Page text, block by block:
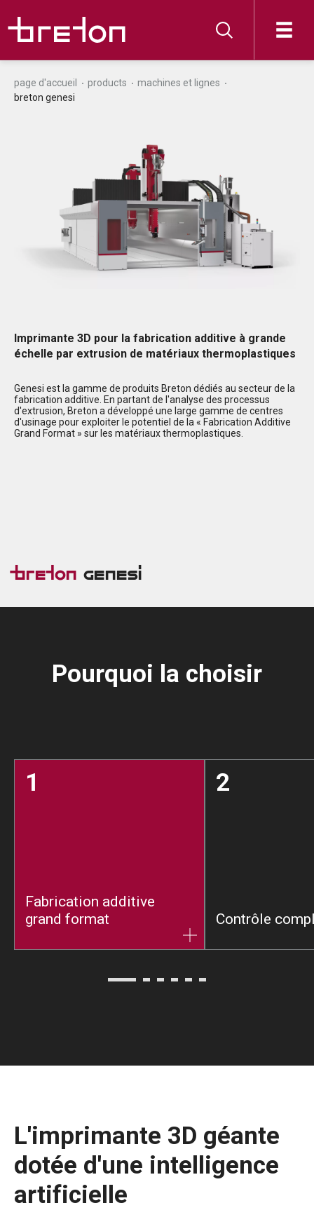
page d'accueil products
machines et lignes
breton genesi
Imprimante 3D pour la fabrication additive à grande
échelle par extrusion de matériaux thermoplastiques
Genesi est la gamme de produits Breton dédiés au secteur de la
fabrication additive. En partant de l'analyse des processus
d'extrusion, Breton a développé une large gamme de centres
d'usinage pour exploiter le potentiel de la « Fabrication Additive
Grand Format » sur les matériaux thermoplastiques.
Breton Genesi
Pourquoi la choisir
1
Fabrication additive
grand format
2
Contrôle
L'imprimante 3D géante
dotée d'une intelligence
artificielle